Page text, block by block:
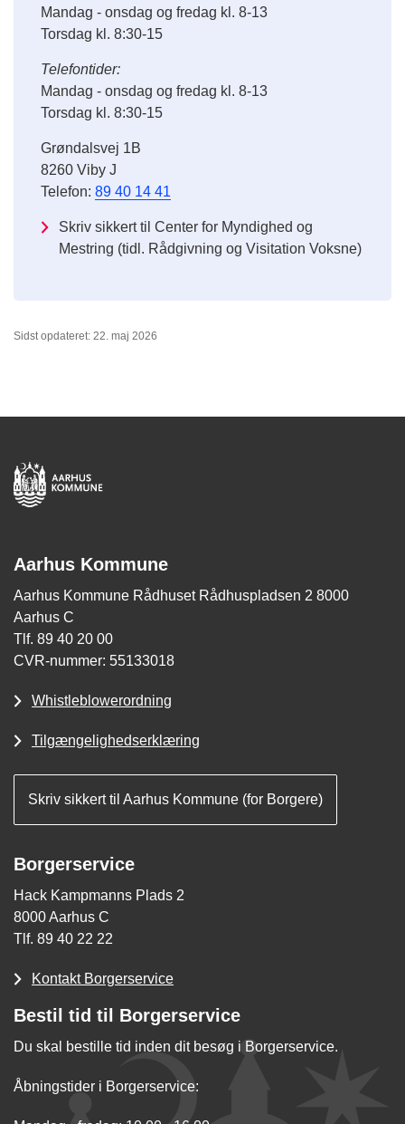
Mandag - onsdag og fredag kl. 8-13
Torsdag kl. 8:30-15
Telefontider:
Mandag - onsdag og fredag kl. 8-13
Torsdag kl. 8:30-15
Grøndalsvej 1B
8260 Viby J
Telefon: 89 40 14 41
Skriv sikkert til Center for Myndighed og
Mestring (tidl. Rådgivning og Visitation Voksne)
Sidst opdateret: 22. maj 2026
Aarhus Kommune
Aarhus Kommune Rådhuset Rådhuspladsen 2 8000
Aarhus C
Tlf. 89 40 20 00
CVR-nummer: 55133018
Whistleblowerordning
Tilgængelighedserklæring
Skriv sikkert til Aarhus Kommune (for Borgere)
Borgerservice
Hack Kampmanns Plads 2
8000 Aarhus C
Tlf. 89 40 22 22
Kontakt Borgerservice
Bestil tid til Borgerservice
Du skal bestille tid inden dit besøg i Borgerservice.
Åbningstider i Borgerservice: